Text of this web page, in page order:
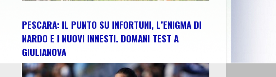
PESCARA: IL PUNTO SU INFORTUNI, L’ENIGMA DI
NARDO E I NUOVI INNESTI. DOMANI TEST A
GIULIANOVA